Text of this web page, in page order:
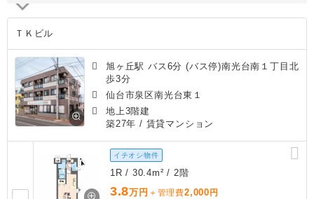
ＴＫビル
旭ヶ丘駅 バス6分 (バス停)南光台南１丁目北
歩3分
仙台市泉区南光台東１
地上3階建
築27年 / 賃貸マンション
イチオシ物件
1R / 30.4m² / 2階
3.8万円 ＋管理費2,000 円